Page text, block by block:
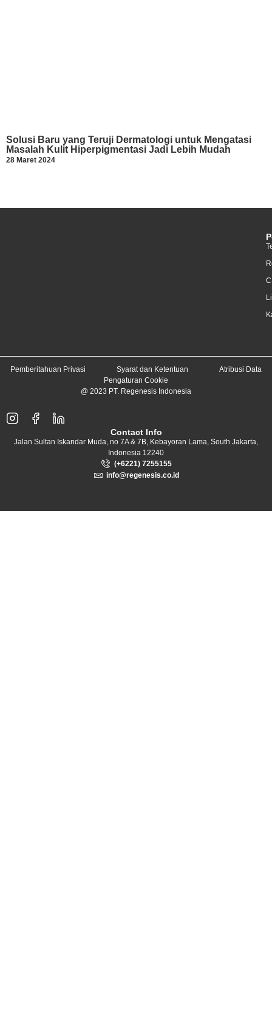
Solusi Baru yang Teruji Dermatologi untuk Mengatasi
Masalah Kulit Hiperpigmentasi Jadi Lebih Mudah
28 Maret 2024
Pemberitahuan Privasi Syarat dan Ketentuan
Atribusi Data
Pengaturan Cookie
@ 2023 PT. Regenesis Indonesia
Contact Info
Jalan Sultan Iskandar Muda, no 7A & 7B, Kebayoran Lama, South Jakarta,
Indonesia 12240
(+6221) 7255155
info@regenesis.co.id